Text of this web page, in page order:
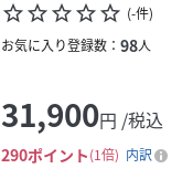
star_borderstar_borderstar_borderstar_borderstar_border (-件)
お気に入り登録数： 98人
31,900円 /税込
290ポイント 1倍 内訳